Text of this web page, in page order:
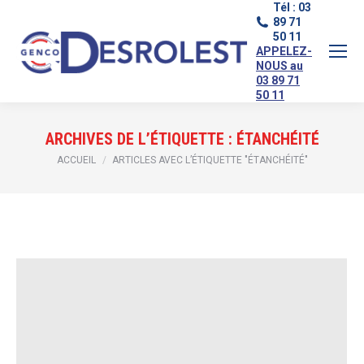
Tél : 03
89 71
50 11
APPELEZ-
NOUS au
03 89 71
50 11
ARCHIVES DE L’ÉTIQUETTE : ÉTANCHÉITÉ
Vous êtes ici :
ACCUEIL ARTICLES AVEC L’ÉTIQUETTE "ÉTANCHÉITÉ"